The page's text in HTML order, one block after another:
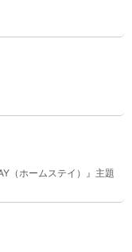
（ホームステイ）』主題